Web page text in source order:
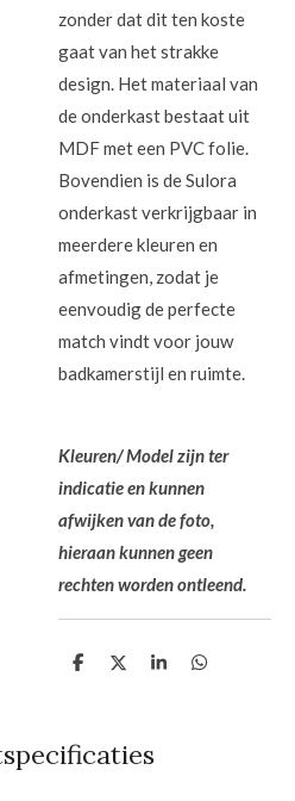
zonder dat dit ten koste
gaat van het strakke
design. Het materiaal van
de onderkast bestaat uit
MDF met een PVC folie.
Bovendien is de Sulora
onderkast verkrijgbaar in
meerdere kleuren en
afmetingen, zodat je
eenvoudig de perfecte
match vindt voor jouw
badkamerstijl en ruimte.
Kleuren/ Model zijn ter
indicatie en kunnen
afwijken van de foto,
hieraan kunnen geen
rechten worden ontleend.
D
n
D
S
D